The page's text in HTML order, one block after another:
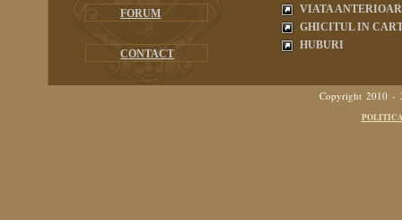
FORUM
CONTACT
VIATA
GHICITUL IN
HUBURI
Copyright 2010